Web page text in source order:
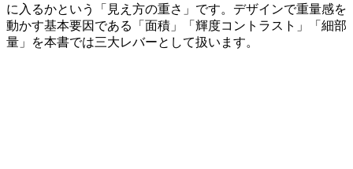
に入るかという「見え方の重さ」です。デザインで重量感を
動かす基本要因である「面積」「輝度コントラスト」「細部
量」を本書では三大レバーとして扱います。